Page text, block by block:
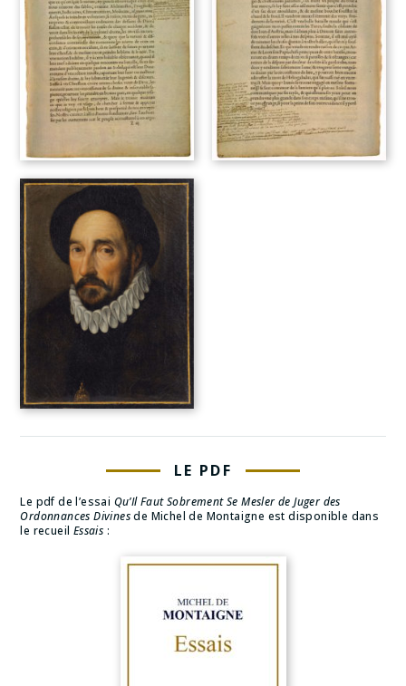
LE PDF
Le pdf de l’essai Qu’Il Faut Sobrement Se Mesler de Juger des
Ordonnances Divinesde Michel de Montaigne est disponible dans
le recueil Essais :